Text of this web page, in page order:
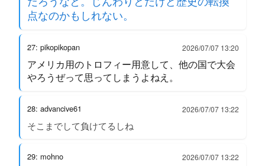
点なのかもしれない。
27: pikopikopan 2026/07/07 13:20
アメリカ用のトロフィー用意して、他の国で大会
やろうぜって思ってしまうよねえ。
28: advancive61 2026/07/07 13:22
そこまでして負けてるしね
29: mohno 2026/07/07 13:22